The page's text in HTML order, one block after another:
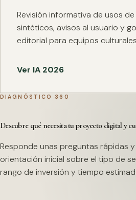
Revisión informativa de usos
sintéticos, avisos al usuario y
editorial para equipos
Ver IA 2026
DIAGNÓSTICO 360
Descubre qué necesita tu proyecto digital y
Responde unas preguntas rápidas
orientación inicial sobre el tipo de
rango de inversión y tiempo